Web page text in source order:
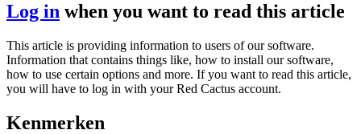
Log in when you want to read this article
This article is providing information to users of our software.
Information that contains things like, how to install our software,
how to use certain options and more. If you want to read this article,
you will have to log in with your Red Cactus account.
Kenmerken